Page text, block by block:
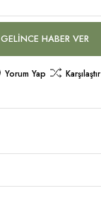
GELİNCE HABER VER
Yorum Yap Karşılaştır